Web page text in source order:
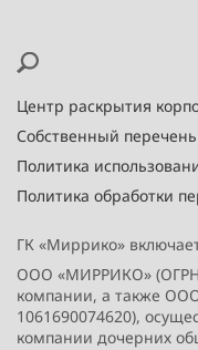
Центр раскрытия
Собственный
Политика
Политика обработки
ГК «Миррико»
ООО «МИРРИКО» (ОГРН
компании, а также
1061690074620),
компании дочерних